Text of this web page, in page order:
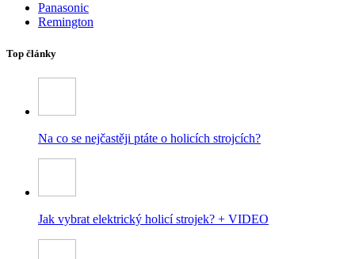
Panasonic
Remington
Top články
Na co se nejčastěji ptáte o holicích strojcích?
Jak vybrat elektrický holicí strojek? + VIDEO